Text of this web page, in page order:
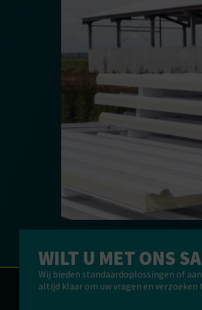
Metalen sandwichpanelen zijn
nemen weinig ruimte in,
WILT U MET ONS
Wij bieden standaardoplossingen of
altijd klaar om uw vragen en